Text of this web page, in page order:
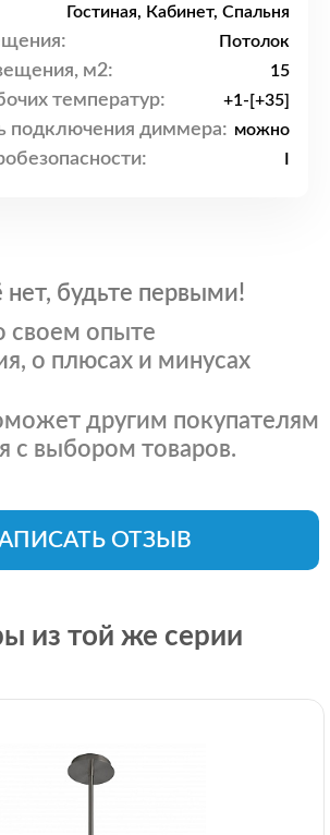
Гостиная, Кабинет, Спальня
Потолок
м2: 15
температур: +1-[+35]
подключения диммера: можно
будьте первыми!
своем опыте
о плюсах и минусах
другим покупателям
с выбором товаров.
ОТЗЫВ
из той же серии